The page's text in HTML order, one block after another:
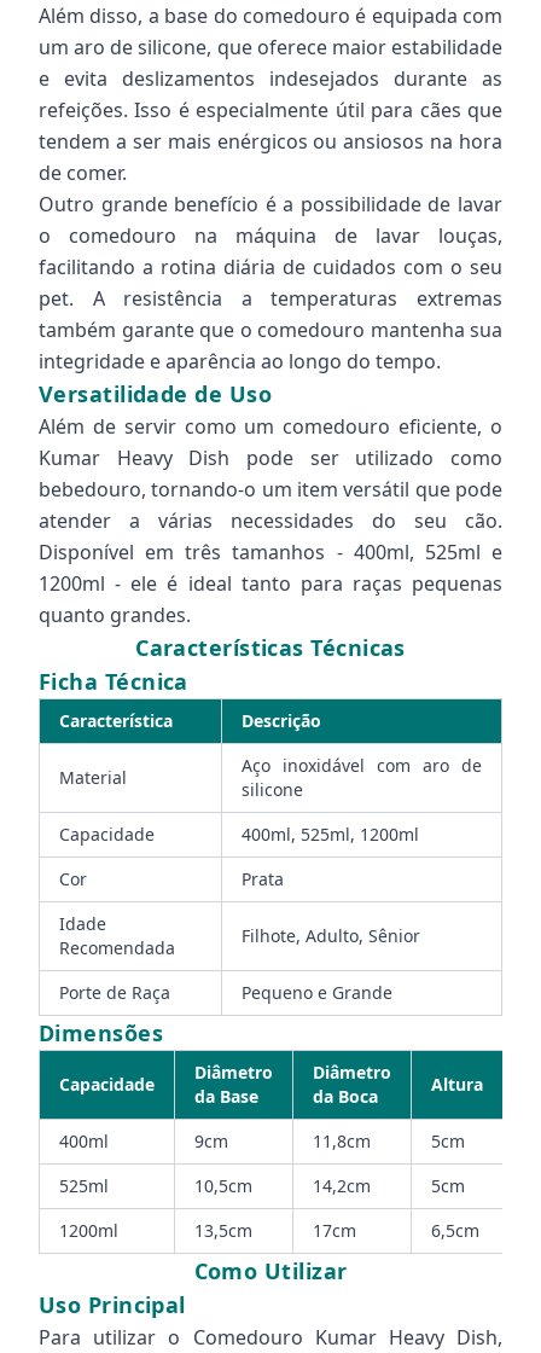
Além disso, a base do comedouro é equipada com
um aro de silicone, que oferece maior estabilidade
e evita deslizamentos indesejados durante as
refeições. Isso é especialmente útil para cães que
tendem a ser mais enérgicos ou ansiosos na hora
de comer.
Outro grande benefício é a possibilidade de lavar
o comedouro na máquina de lavar louças,
facilitando a rotina diária de cuidados com o seu
pet. A resistência a temperaturas extremas
também garante que o comedouro mantenha sua
integridade e aparência ao longo do tempo.
Versatilidade de Uso
Além de servir como um comedouro eficiente, o
Kumar Heavy Dish pode ser utilizado como
bebedouro, tornando-o um item versátil que pode
atender a várias necessidades do seu cão.
Disponível em três tamanhos - 400ml, 525ml e
1200ml - ele é ideal tanto para raças pequenas
quanto grandes.
Características Técnicas
Ficha Técnica
Característica Descrição
Material
Aço inoxidável com aro de
silicone
Capacidade
400ml, 525ml, 1200ml
Cor
Prata
Idade
Recomendada
Filhote, Adulto, Sênior
Porte de Raça Pequeno e Grande
Dimensões
Capacidade
Diâmetro
da Base
Diâmetro
da Boca
Altura
400ml 9cm 11,8cm
5cm
525ml
10,5cm 14,2cm
5cm
1200ml
13,5cm 17cm 6,5cm
Como Utilizar
Uso Principal
Para utilizar o Comedouro Kumar Heavy Dish,